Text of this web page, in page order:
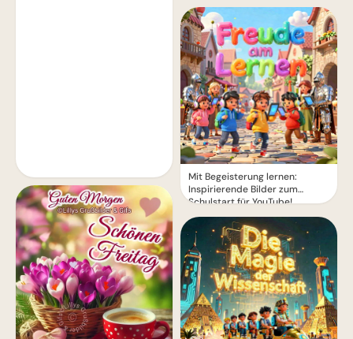
Mit Begeisterung lernen:
Inspirierende Bilder zum
Schulstart für YouTube!